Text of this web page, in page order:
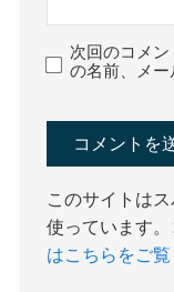
次回のコメ
の名前、メー
このサイトは
使っています。
はこちらをご